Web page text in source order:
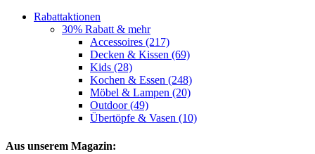
Rabattaktionen
30% Rabatt & mehr
Accessoires (217)
Decken & Kissen (69)
Kids (28)
Kochen & Essen (248)
Möbel & Lampen (20)
Outdoor (49)
Übertöpfe & Vasen (10)
Aus unserem Magazin: